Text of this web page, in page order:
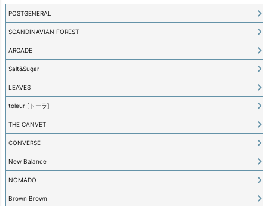
POSTGENERAL
SCANDINAVIAN FOREST
ARCADE
Salt&Sugar
LEAVES
toleur [トーラ]
THE CANVET
CONVERSE
New Balance
NOMADO
Brown Brown